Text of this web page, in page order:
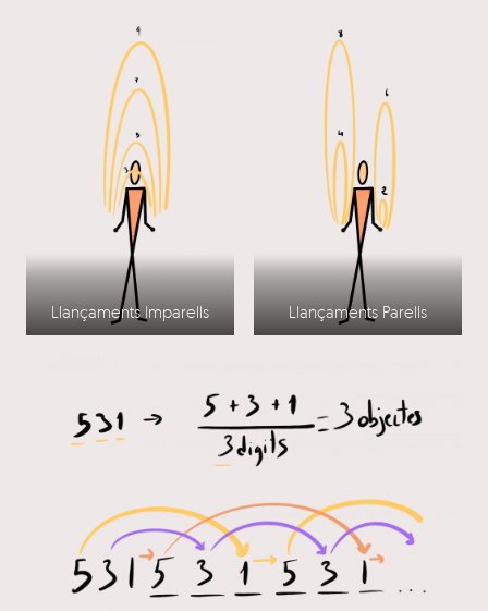
Llançaments Imparells Llançaments Parells